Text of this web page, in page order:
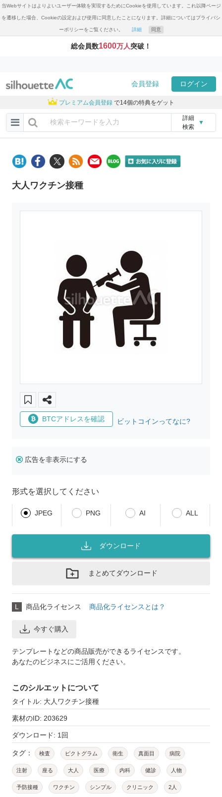
当Webサイトはよりよいユーザー体験を実現するためにCookieを使用しています。これ以降ページ
を遷移した場合、Cookieの設定および使用に同意したことになります。詳細についてはプライバシ
ーポリシーをご覧ください。 詳細 同意
総会員数1600万人突破！
会員登録 ログイン
プレミアム会員登録 で14個の特典をゲット
詳細
検索
▼
大人ワクチン接種
BTCアドレスを確認 ビットコインってなに?
広告を非表示にする
形式を選択してください
JPEG PNG AI ALL
ダウンロード
まとめてダウンロード
L 商品化ライセンス 商品化ライセンスとは？
今すぐ購入
テンプレートなどの商品販売ができるライセンスです。
あなたのビジネスにご活用ください。
このシルエットについて
タイトル: 大人ワクチン接種
素材のID: 203629
ダウンロード: 1回
タグ： 検査 ピクトグラム 衛生 真面目 病院
注射 座る 大人 医療 内科 健診 人物
予防接種 ワクチン シンプル クリニック 2人